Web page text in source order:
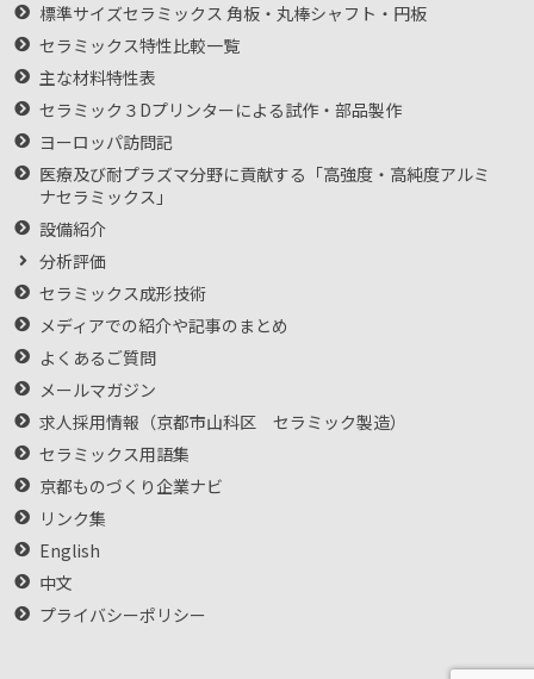
標準サイズセラミックス 角板・丸棒シャフト・円板
セラミックス特性比較一覧
主な材料特性表
セラミック３Dプリンターによる試作・部品製作
ヨーロッパ訪問記
医療及び耐プラズマ分野に貢献する「高強度・高純度アルミ
ナセラミックス」
設備紹介
分析評価
セラミックス成形技術
メディアでの紹介や記事のまとめ
よくあるご質問
メールマガジン
求人採用情報（京都市山科区 セラミック製造）
セラミックス用語集
京都ものづくり企業ナビ
リンク集
English
中文
プライバシーポリシー